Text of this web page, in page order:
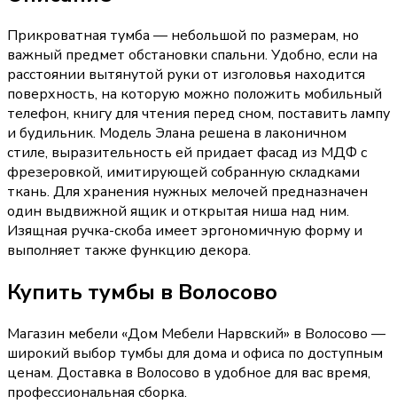
Прикроватная тумба — небольшой по размерам, но
важный предмет обстановки спальни. Удобно, если на
расстоянии вытянутой руки от изголовья находится
поверхность, на которую можно положить мобильный
телефон, книгу для чтения перед сном, поставить лампу
и будильник. Модель Элана решена в лаконичном
стиле, выразительность ей придает фасад из МДФ с
фрезеровкой, имитирующей собранную складками
ткань. Для хранения нужных мелочей предназначен
один выдвижной ящик и открытая ниша над ним.
Изящная ручка-скоба имеет эргономичную форму и
выполняет также функцию декора.
Купить тумбы в Волосово
Магазин мебели «Дом Мебели Нарвский» в Волосово —
широкий выбор тумбы для дома и офиса по доступным
ценам. Доставка в Волосово в удобное для вас время,
профессиональная сборка.